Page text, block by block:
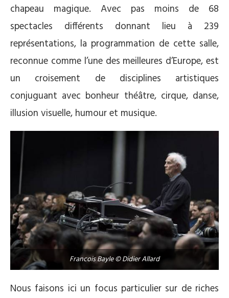
chapeau magique. Avec pas moins de 68
spectacles différents donnant lieu à 239
représentations, la programmation de cette salle,
reconnue comme l’une des meilleures d’Europe, est
un croisement de disciplines artistiques
conjuguant avec bonheur théâtre, cirque, danse,
illusion visuelle, humour et musique.
Francois Bayle © Didier Allard
Nous faisons ici un focus particulier sur de riches